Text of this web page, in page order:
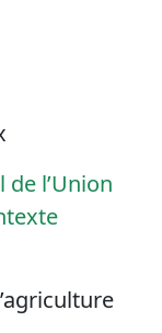
l’Union